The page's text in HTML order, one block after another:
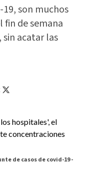
son muchos
de semana
acatar las
de casos de covid-19 -